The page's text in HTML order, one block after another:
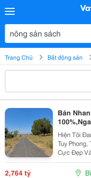
Trang Chủ Bất động sản
Bán
Hiện Tôi
Tuy
Cực Đẹp
Dưỡng,
Là Tới
2,764 tỷ